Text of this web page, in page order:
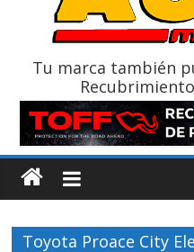
La FEDAK recibe 12 Sinotruk
Tu marca también
Toyota Proace City